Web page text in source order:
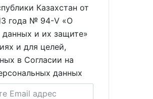
Казахстан от
года № 94-V «О
данных и их защите»
и для целей,
в Согласии на
данных